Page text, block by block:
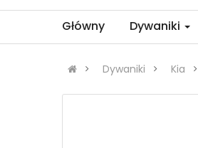
Główny Dywaniki
Dywaniki Kia